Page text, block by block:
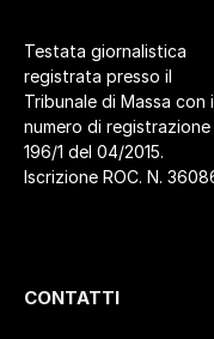
Testata giornalistica
registrata presso il
Tribunale di Massa con
numero di registrazione
196/1 del 04/2015.
Iscrizione ROC. N.
CONTATTI